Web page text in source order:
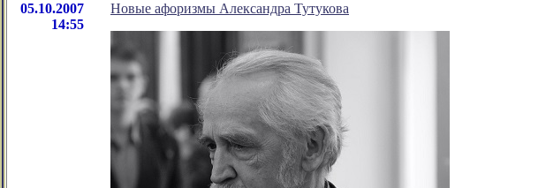
05.10.2007
14:55
Новые афоризмы Александра Тутукова